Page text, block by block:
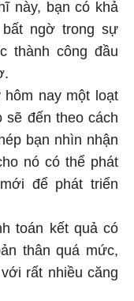
này, bạn có khả
ngờ trong sự
thành công đầu
nay một loạt
đến theo cách
bạn nhìn nhận
nó có thể phát
để phát triển
toán kết quả có
thân quá mức,
rất nhiều căng